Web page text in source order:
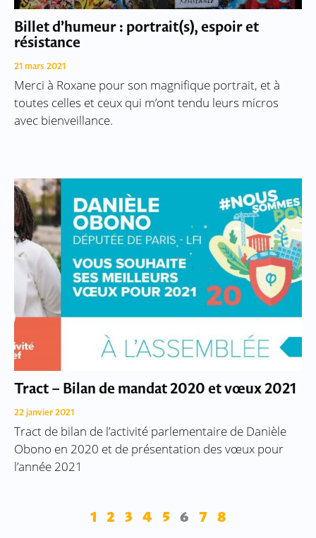
Billet d’humeur : portrait(s), espoir et
résistance
21 mars 2021
Merci à Roxane pour son magnifique portrait, et à
toutes celles et ceux qui m’ont tendu leurs micros
avec bienveillance.
Tract – Bilan de mandat 2020 et vœux 2021
22 janvier 2021
Tract de bilan de l’activité parlementaire de Danièle
Obono en 2020 et de présentation des vœux pour
l’année 2021
1 2 3 4 5 6 7 8